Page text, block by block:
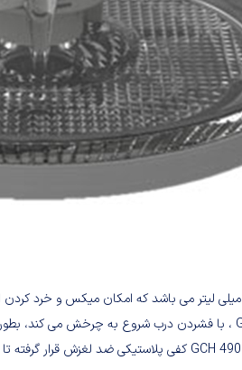
مخزن بکار رفته در این مدل 2000 میلی لیتر می باشد که